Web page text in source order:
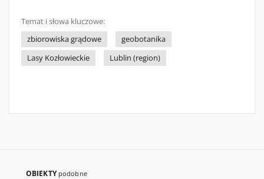
Temat i słowa kluczowe:
zbiorowiska grądowe
geobotanika
Lasy Kozłowieckie
Lublin (region)
OBIEKTY podobne